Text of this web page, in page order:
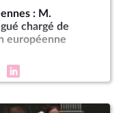
: M.
chargé de
européenne